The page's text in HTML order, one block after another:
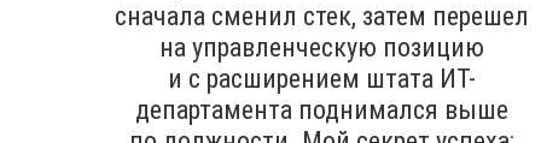
сначала сменил стек, затем перешел
на управленческую позицию
и с расширением штата ИТ-
департамента поднимался выше